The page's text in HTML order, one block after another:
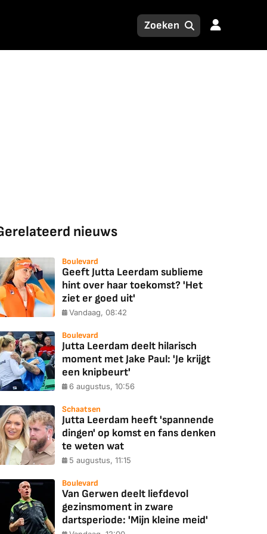
nieuws
Boulevard
Geeft Jutta Leerdam sublieme
hint over haar toekomst? 'Het
ziet er goed uit'
Vandaag, 08:42
Boulevard
Jutta Leerdam deelt hilarisch
moment met Jake Paul: 'Je krijgt
een knipbeurt'
6 augustus, 10:56
Schaatsen
Jutta Leerdam heeft 'spannende
dingen' op komst en fans denken
te weten wat
5 augustus, 11:15
Boulevard
Van Gerwen deelt liefdevol
gezinsmoment in zware
dartsperiode: 'Mijn kleine meid'